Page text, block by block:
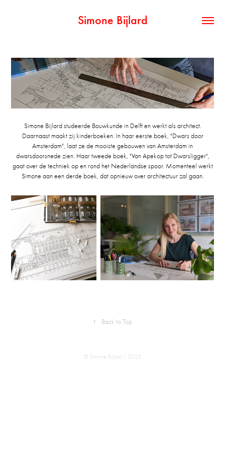
Simone Bijlard
Simone Bijlard studeerde Bouwkunde in Delft en werkt als architect.
Daarnaast maakt zij kinderboeken. In haar eerste boek, "Dwars door
Amsterdam", laat ze de mooiste gebouwen van Amsterdam in
dwarsdoorsnede zien. Haar tweede boek, "Van Apekop tot Dwarsligger",
gaat over de techniek op en rond het Nederlandse spoor. Momenteel werkt
Simone aan een derde boek, dat opnieuw over architectuur zal gaan.
↑ Back to Top
© Simone Bijlard | 2025